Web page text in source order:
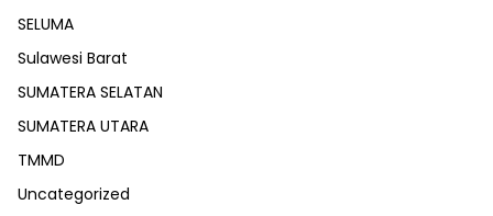
SELUMA
Sulawesi Barat
SUMATERA SELATAN
SUMATERA UTARA
TMMD
Uncategorized